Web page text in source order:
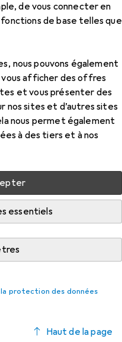
de vous connecter en
de base telles que
nous pouvons également
afficher des offres
et vous présenter des
nos sites et d’autres sites
nous permet également
à des tiers et à nos
essentiels
protection des données
Douille 6
compatibles avec le
catégorie Clé à douille +
Haut de la page